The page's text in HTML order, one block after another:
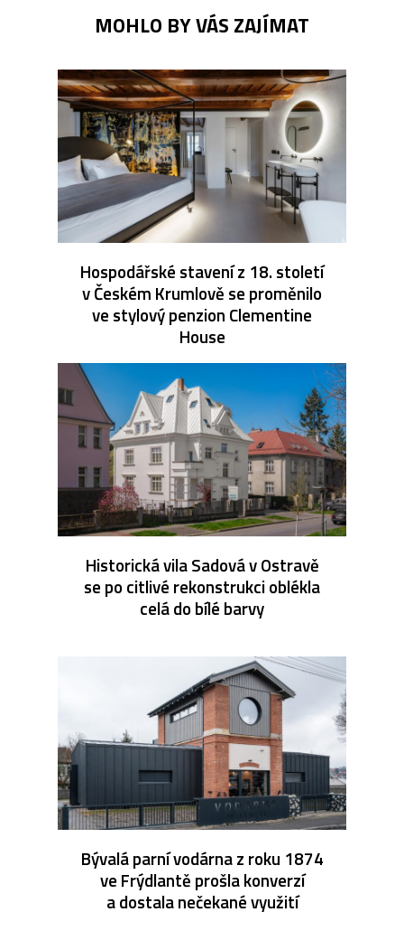
MOHLO BY VÁS ZAJÍMAT
Hospodářské stavení z 18. století
v Českém Krumlově se proměnilo
ve stylový penzion Clementine
House
Historická vila Sadová v Ostravě
se po citlivé rekonstrukci oblékla
celá do bílé barvy
Bývalá parní vodárna z roku 1874
ve Frýdlantě prošla konverzí
a dostala nečekané využití